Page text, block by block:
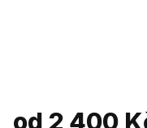
od 2 400